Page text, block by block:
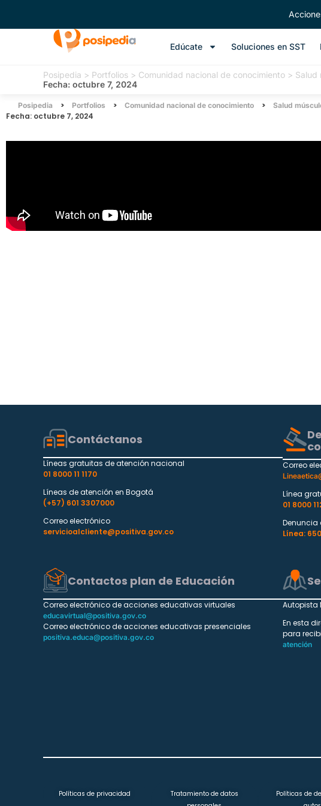
Edúcate Soluciones en SST
Posipedia > Portfolios > Comunidad nacional de conocimiento > Salud
Fecha: octubre 7, 2024
Posipedia > Portfolios > Comunidad nacional de conocimiento > Salud
Fecha: octubre 7, 2024
Contáctanos
Líneas gratuitas de atención nacional
01 8000 11 1170
Líneas de atención en Bogotá
(+57) 601 3307000
Correo electrónico
servicioalcliente@positiva.gov.co
Correo
Línea
01 8000
Línea:
Contactos plan de Educación
Correo electrónico de acciones educativas virtuales
educavirtual@positiva.gov.co
Correo electrónico de acciones educativas presenciales
positiva.educa@positiva.gov.co
Autopista
En esta
para
atención
Políticas de privacidad
Tratamiento de datos
Políticas de